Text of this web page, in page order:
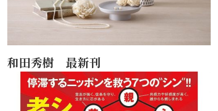
和田秀樹 最新刊